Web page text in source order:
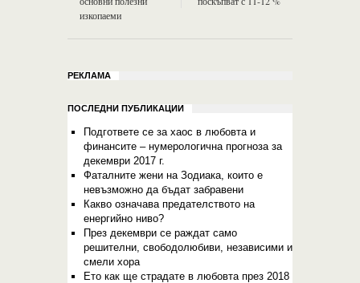
изкопаеми
РЕКЛАМА
ПОСЛЕДНИ ПУБЛИКАЦИИ
Подгответе се за хаос в любовта и
финансите – нумерологична прогноза за
декември 2017 г.
Фаталните жени на Зодиака, които е
невъзможно да бъдат забравени
Какво означава предателството на
енергийно ниво?
През декември се раждат само
решителни, свободолюбиви, независими и
смели хора
Ето как ще страдате в любовта през 2018